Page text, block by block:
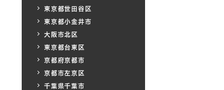
東京都世田谷区
東京都小金井市
大阪市北区
東京都台東区
京都府京都市
京都市左京区
千葉県千葉市